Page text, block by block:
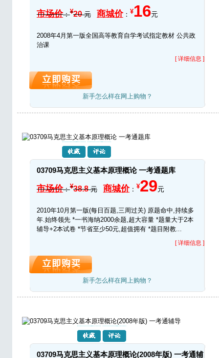
市场价：¥20元 商城价： ¥16元
2008年4月第一版全国高等教育自学考试指定教材 公共政
治课
[ 详细信息 ]
新手怎么样在网上购物？
03709马克思主义基本原理概论 一考通题库
市场价：¥38.8元 商城价： ¥29元
2010年10月第一版(每日百题,三周过关) 原题命中,持续多
年.始终领先 *一书海纳2000余题,超大容量 *题量大于2本
辅导+2本试卷 *节省至少50元,超值拥有 *题目附教...
[ 详细信息 ]
新手怎么样在网上购物？
03709马克思主义基本原理概论(2008年版) 一考通辅